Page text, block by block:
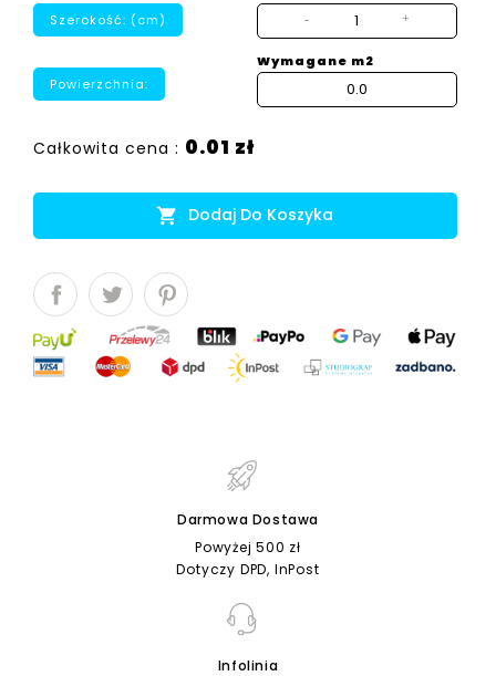
Szerokość: (cm) - +
Powierzchnia:
Wymagane m2
Całkowita cena : 0.01 zł
 Dodaj Do Koszyka
Darmowa Dostawa
Powyżej 500 zł
Dotyczy DPD, InPost
Infolinia